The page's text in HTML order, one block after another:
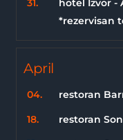
31.
hotel Izvor -
*rezervisan
April
04.
restoran
18.
restoran